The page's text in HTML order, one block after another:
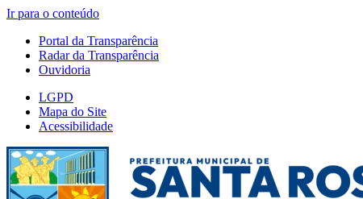
Ir para o conteúdo
Portal da Transparência
Radar da Transparência
Ouvidoria
LGPD
Mapa do Site
Acessibilidade